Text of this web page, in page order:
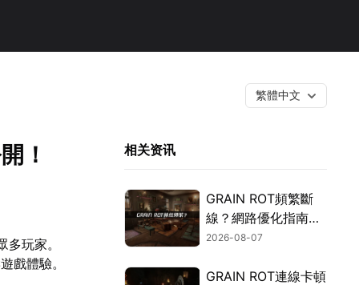
繁體中文
！
玩家。
戲體驗。
相关资讯
GRAIN ROT頻繁斷
線？網路優化指南一
次搞定！
2026-08-07
GRAIN ROT連線卡頓